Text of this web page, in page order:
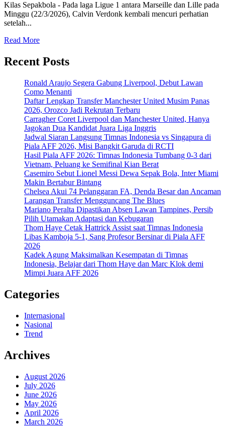
Kilas Sepakbola - Pada laga Ligue 1 antara Marseille dan Lille pada
Minggu (22/3/2026), Calvin Verdonk kembali mencuri perhatian
setelah...
Read MoreRead
about
Insiden
Calvin
Verdonk
pada
Mason
Greenwood
di
Ligue
1
2025/2026
Recent Posts
Ronald Araujo Segera Gabung Liverpool, Debut Lawan
Como Menanti
Daftar Lengkap Transfer Manchester United Musim Panas
2026, Orozco Jadi Rekrutan Terbaru
Carragher Coret Liverpool dan Manchester United, Hanya
Jagokan Dua Kandidat Juara Liga Inggris
Jadwal Siaran Langsung Timnas Indonesia vs Singapura di
Piala AFF 2026, Misi Bangkit Garuda di RCTI
Hasil Piala AFF 2026: Timnas Indonesia Tumbang 0-3 dari
Vietnam, Peluang ke Semifinal Kian Berat
Casemiro Sebut Lionel Messi Dewa Sepak Bola, Inter Miami
Makin Bertabur Bintang
Chelsea Akui 74 Pelanggaran FA, Denda Besar dan Ancaman
Larangan Transfer Mengguncang The Blues
Mariano Peralta Dipastikan Absen Lawan Tampines, Persib
Pilih Utamakan Adaptasi dan Kebugaran
Thom Haye Cetak Hattrick Assist saat Timnas Indonesia
Libas Kamboja 5-1, Sang Profesor Bersinar di Piala AFF
2026
Kadek Agung Maksimalkan Kesempatan di Timnas
Indonesia, Belajar dari Thom Haye dan Marc Klok demi
Mimpi Juara AFF 2026
Categories
Internasional
Nasional
Trend
Archives
August 2026
July 2026
June 2026
May 2026
April 2026
March 2026